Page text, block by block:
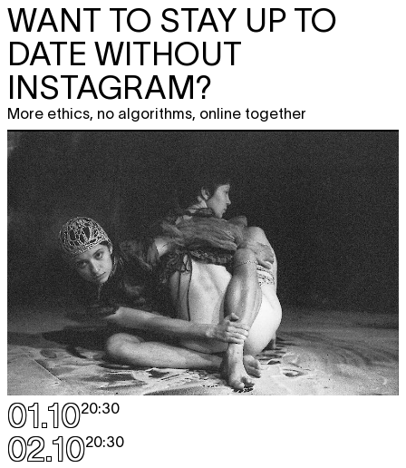
WANT TO STAY UP TO
DATE WITHOUT
INSTAGRAM?
More ethics, no algorithms, online together
01.1020:30
02.1020:30